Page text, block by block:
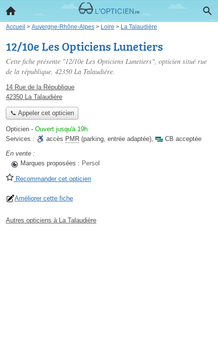
Accueil > Auvergne-Rhône-Alpes > Loire > La Talaudière
12/10e Les Opticiens Lunetiers
Cette fiche présente "12/10e Les Opticiens Lunetiers", opticien situé rue
de la république, 42350 La Talaudière.
14 Rue de la République
42350 La Talaudière
📞 Appeler cet opticien
Opticien - Ouvert jusqu'à 19h
Services :
accès PMR (parking, entrée adaptée),
CB acceptée
En vente :
Marques proposées : Persol
Recommander cet opticien
Améliorer cette fiche
Autres opticiens à La Talaudière